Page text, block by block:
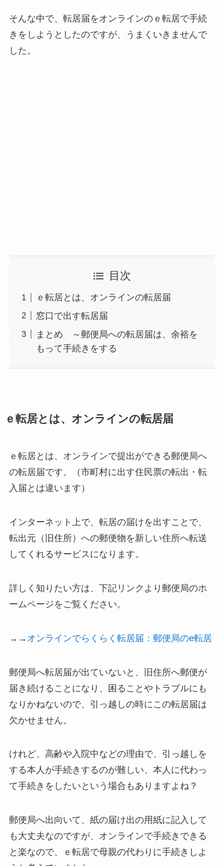
そんな中で、転居届をオンラインのｅ転居で手続
きをしようとしたのですが、うまくいきませんで
した。
目次
ｅ転居とは、オンラインの転居届
窓口で出す転居届
まとめ ～郵便局への転居届は、余裕を
もって手続きをする
ｅ転居とは、オンラインの転居届
ｅ転居とは、オンラインで提出ができる郵便局へ
の転居届です。（市町村に出す住民票の転出・転
入届とは違います）
インターネット上で、転居の届けを出すことで、
転出元（旧住所）への郵便物を新しい住所へ転送
してくれるサービスになります。
詳しく知りたい方は、下記リンクより郵便局のホ
ームページをご覧ください。
→→ オンラインでらくらく転居届：郵便局のe転居
郵便局へ転居届が出ていないと、旧住所へ郵便が
届き続けることになり、困ることやトラブルにも
なりかねないので、引っ越しの時にこの転居届は
欠かせません。
けれど、高齢や入院中などの理由で、引っ越しを
する本人が手続きするのが難しい、本人に代わっ
て手続きをしたいという場合もありますよね？
郵便局へ出向いて、紙の届け出の用紙に記入して
も大丈夫なのですが、オンラインで手続きできる
と楽なので、ｅ転居で母親の代わりに手続きしよ